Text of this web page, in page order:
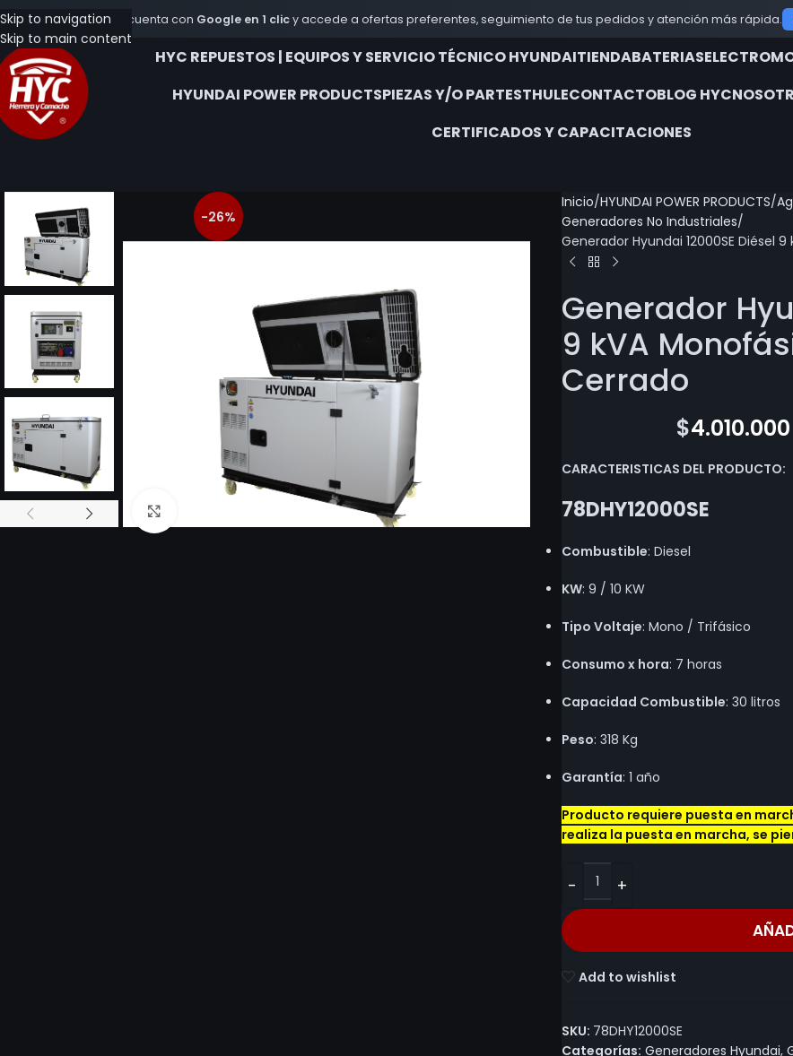
Crea tu cuenta con Google en 1 clicy accede a ofertas preferentes, seguimiento de tus pedidos y atención más rápida.
Skip to navigation
Skip to main content
EN PRODUCTOS HYUNDAI Y BATERIAS BOSCH - COMERCIALIZADORA E IMPORTADORA
HYC REPUESTOS | EQUIPOS Y SERVICIO TÉCNICO HYUNDAITIENDABATERIAS
HYUNDAI POWER PRODUCTSPIEZAS Y/O PARTESTHULECONTACTOBLOG HYC
CERTIFICADOS Y CAPACITACIONES
-26%
Inicio HYUNDAI POWER PRODUCTS
Generadores No Industriales
Generador Hyundai 12000SE Diésel
Generador
9 kVA
Cerrado
$4.010.000
CARACTERISTICAS DEL PRODUCTO:
78DHY12000SE
Combustible: Diesel
KW: 9 / 10 KW
Tipo Voltaje: Mono / Trifásico
Consumo x hora: 7 horas
Capacidad Combustible: 30 litros
Peso: 318 Kg
Garantía: 1 año
Producto requiere puesta en
realiza la puesta en marcha, se
Add to wishlist
SKU: 78DHY12000SE
Categorías: Generadores Hyundai,